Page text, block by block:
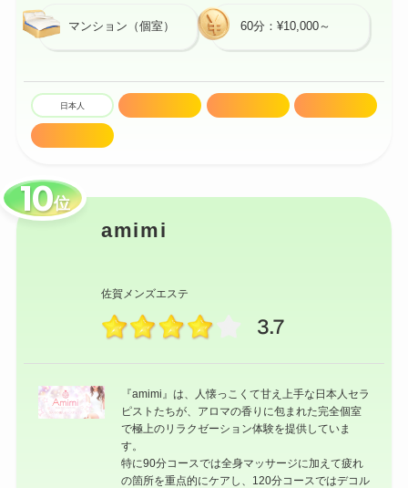
マンション（個室） 60分：¥10,000～
日本人
位
amimi
佐賀メンズエステ
3.7
『amimi』は、人懐っこくて甘え上手な日本人セラ
ピストたちが、アロマの香りに包まれた完全個室
で極上のリラクゼーション体験を提供していま
す。
特に90分コースでは全身マッサージに加えて疲れ
の箇所を重点的にケアし、120分コースではデコル